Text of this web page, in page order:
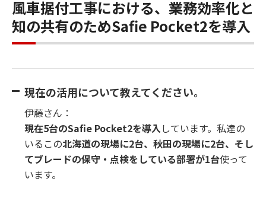
風車据付工事における、業務効率化と
知の共有のためSafie Pocket2を導入
現在の活用について教えてください。
伊藤さん：
現在5台のSafie Pocket2を導入しています。私達の
いるこの北海道の現場に2台、秋田の現場に2台、そし
てブレードの保守・点検をしている部署が1台使って
います。